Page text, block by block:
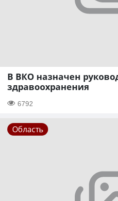
В ВКО назначен
здравоохранения
6792
Область